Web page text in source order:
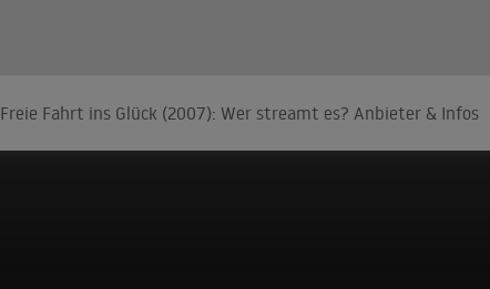
Freie Fahrt ins Glück (2007): Wer streamt es? Anbieter & Infos